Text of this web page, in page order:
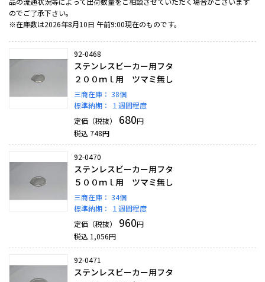
のでご了承下さい。
※在庫数は2026年8月10日 午前9:00現在のものです。
92-0468
ステンレスビーカー用フタ
２００ｍｌ用 ツマミ無し
三商在庫： 38個
標準納期：
１週間程度
定価（税抜）
680円
税込 748円
92-0470
ステンレスビーカー用フタ
５００ｍｌ用 ツマミ無し
三商在庫： 34個
標準納期：
１週間程度
定価（税抜）
960円
税込 1,056円
92-0471
ステンレスビーカー用フタ